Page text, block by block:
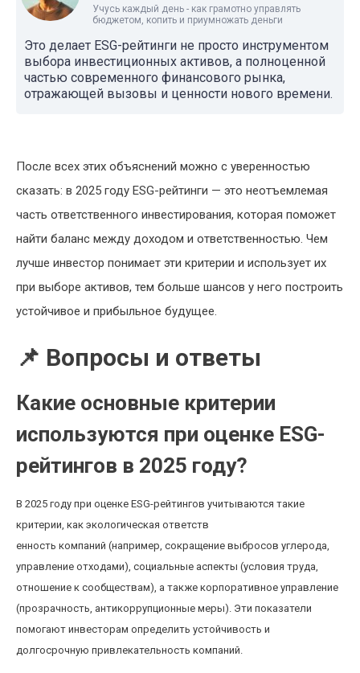
Учусь каждый день - как грамотно управлять
бюджетом, копить и приумножать деньги
Это делает ESG-рейтинги не просто инструментом
выбора инвестиционных активов, а полноценной
частью современного финансового рынка,
отражающей вызовы и ценности нового времени.
После всех этих объяснений можно с уверенностью
сказать: в 2025 году ESG-рейтинги — это неотъемлемая
часть ответственного инвестирования, которая поможет
найти баланс между доходом и ответственностью. Чем
лучше инвестор понимает эти критерии и использует их
при выборе активов, тем больше шансов у него построить
устойчивое и прибыльное будущее.
📌 Вопросы и ответы
Какие основные критерии
используются при оценке ESG-
рейтингов в 2025 году?
В 2025 году при оценке ESG-рейтингов учитываются такие
критерии, как экологическая ответств
енность компаний (например, сокращение выбросов углерода,
управление отходами), социальные аспекты (условия труда,
отношение к сообществам), а также корпоративное управление
(прозрачность, антикоррупционные меры). Эти показатели
помогают инвесторам определить устойчивость и
долгосрочную привлекательность компаний.